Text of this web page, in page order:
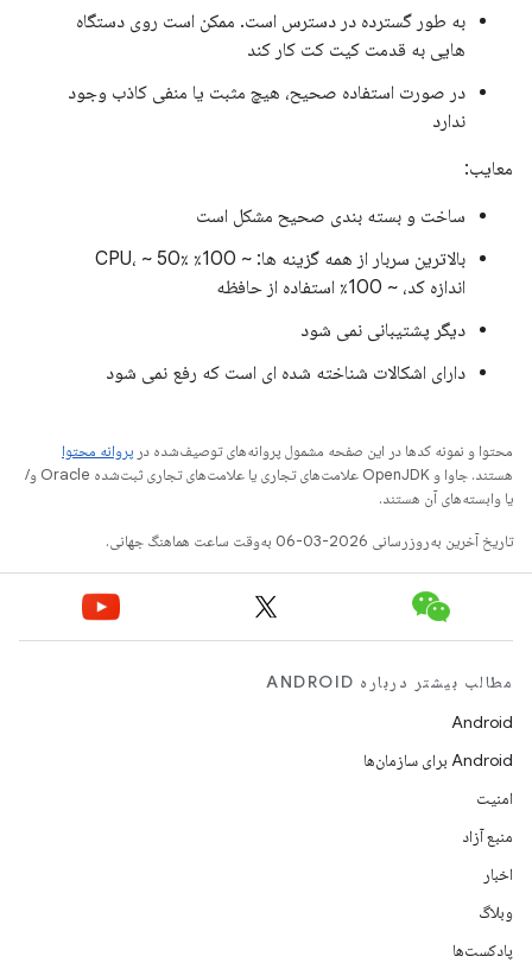
به طور گسترده در دسترس است. ممکن است روی دستگاه
هایی به قدمت کیت کت کار کند
در صورت استفاده صحیح، هیچ مثبت یا منفی کاذب وجود
ندارد
معایب:
ساخت و بسته بندی صحیح مشکل است
بالاترین سربار از همه گزینه ها: ~ 100٪ CPU، ~ 50٪
اندازه کد، ~ 100٪ استفاده از حافظه
دیگر پشتیبانی نمی شود
دارای اشکالات شناخته شده ای است که رفع نمی شود
محتوا و نمونه کدها در این صفحه مشمول پروانه‌های توصیف‌شده در پروانه محتوا
هستند. جاوا و OpenJDK علامت‌های تجاری یا علامت‌های تجاری ثبت‌شده Oracle و/
یا وابسته‌های آن هستند.
تاریخ آخرین به‌روزرسانی 2026-03-06 به‌وقت ساعت هماهنگ جهانی.
مطالب بیشتر درباره ANDROID
Android
Android برای سازمان‌ها
امنیت
منبع آزاد
اخبار
وبلاگ
پادکست‌ها